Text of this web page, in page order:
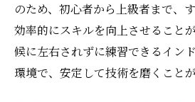
のため、初心者から上級者まで、
効率的にスキルを向上させること
候に左右されずに練習できるイン
環境で、安定して技術を磨くことが